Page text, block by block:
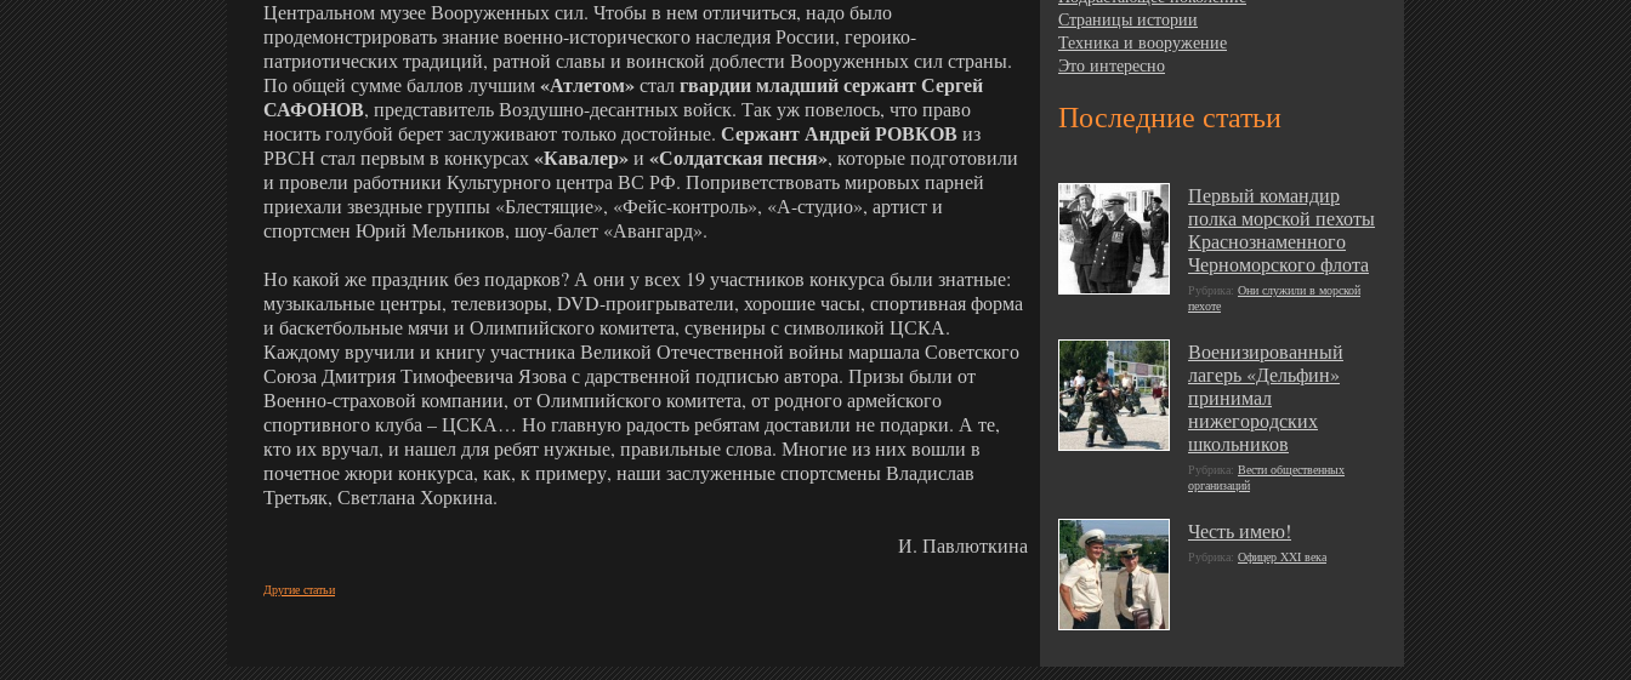
Центральном музее Вооруженных сил. Чтобы в нем отличиться, надо было
продемонстрировать знание военно-исторического наследия России, героико-
патриотических традиций, ратной славы и воинской доблести Вооруженных сил страны.
По общей сумме баллов лучшим«Атлетом»сталгвардии младший сержант Сергей
САФОНОВ, представитель Воздушно-десантных войск. Так уж повелось, что право
носить голубой берет заслуживают только достойные. Сержант Андрей РОВКОВиз
РВСН стал первым в конкурсах«Кавалер»и «Солдатская песня», которые подготовили
и провели работники Культурного центра ВС РФ. Поприветствовать мировых парней
приехали звездные группы «Блестящие», «Фейс-контроль», «А-студио», артист и
спортсмен Юрий Мельников, шоу-балет «Авангард».
Но какой же праздник без подарков? А они у всех 19 участников конкурса были знатные:
музыкальные центры, телевизоры, DVD-проигрыватели, хорошие часы, спортивная форма
и баскетбольные мячи и Олимпийского комитета, сувениры с символикой ЦСКА.
Каждому вручили и книгу участника Великой Отечественной войны маршала Советского
Союза Дмитрия Тимофеевича Язова с дарственной подписью автора. Призы были от
Военно-страховой компании, от Олимпийского комитета, от родного армейского
спортивного клуба – ЦСКА… Но главную радость ребятам доставили не подарки. А те,
кто их вручал, и нашел для ребят нужные, правильные слова. Многие из них вошли в
почетное жюри конкурса, как, к примеру, наши заслуженные спортсмены Владислав
Третьяк, Светлана Хоркина.
И. Павлюткина
Другие статьи
Страницы истории
Техника и вооружение
Это интересно
Последние статьи
Первый командир
полка морской пехоты
Краснознаменного
Черноморского флота
Рубрика: Они служили в морской
пехоте
Военизированный
лагерь «Дельфин»
принимал
нижегородских
школьников
Рубрика: Вести общественных
организаций
Честь имею!
Рубрика: Офицер XXI века